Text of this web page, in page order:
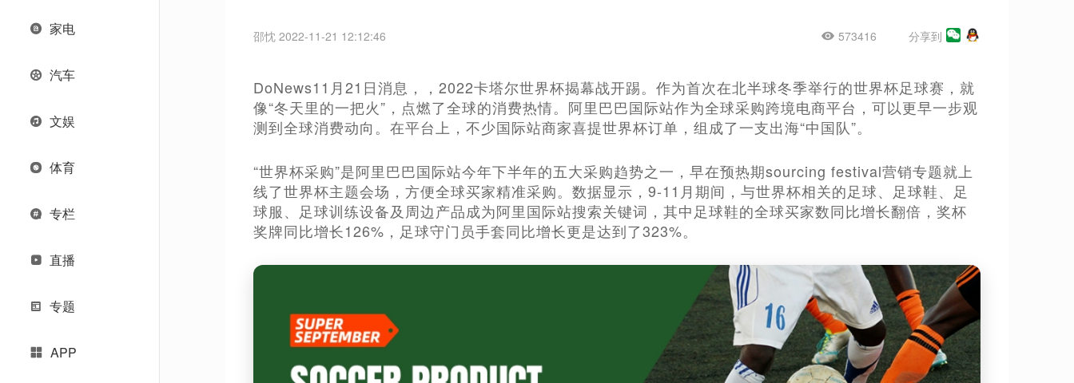
家电
汽车
文娱
体育
专栏
直播
专题
APP
邵忱 2022-11-21 12:12:46 573416 分享到
DoNews11月21日消息，，2022卡塔尔世界杯揭幕战开踢。作为首次在北半球冬季举行的世界杯足球赛，就
像“冬天里的一把火”，点燃了全球的消费热情。阿里巴巴国际站作为全球采购跨境电商平台，可以更早一步观
测到全球消费动向。在平台上，不少国际站商家喜提世界杯订单，组成了一支出海“中国队”。
“世界杯采购”是阿里巴巴国际站今年下半年的五大采购趋势之一，早在预热期sourcing festival营销专题就上
线了世界杯主题会场，方便全球买家精准采购。数据显示，9-11月期间，与世界杯相关的足球、足球鞋、足
球服、足球训练设备及周边产品成为阿里国际站搜索关键词，其中足球鞋的全球买家数同比增长翻倍，奖杯
奖牌同比增长126%，足球守门员手套同比增长更是达到了323%。